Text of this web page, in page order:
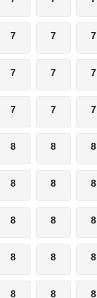
7 7 7
7 7 7
7 7 7
8 8 8
8 8 8
8 8 8
8 8 8
8 8 8